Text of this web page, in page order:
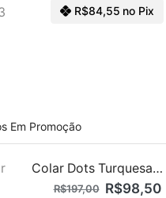
R$84,55 no Pix
Em Promoção
Colar Dots Turquesa 122872
R$197,00 R$98,50